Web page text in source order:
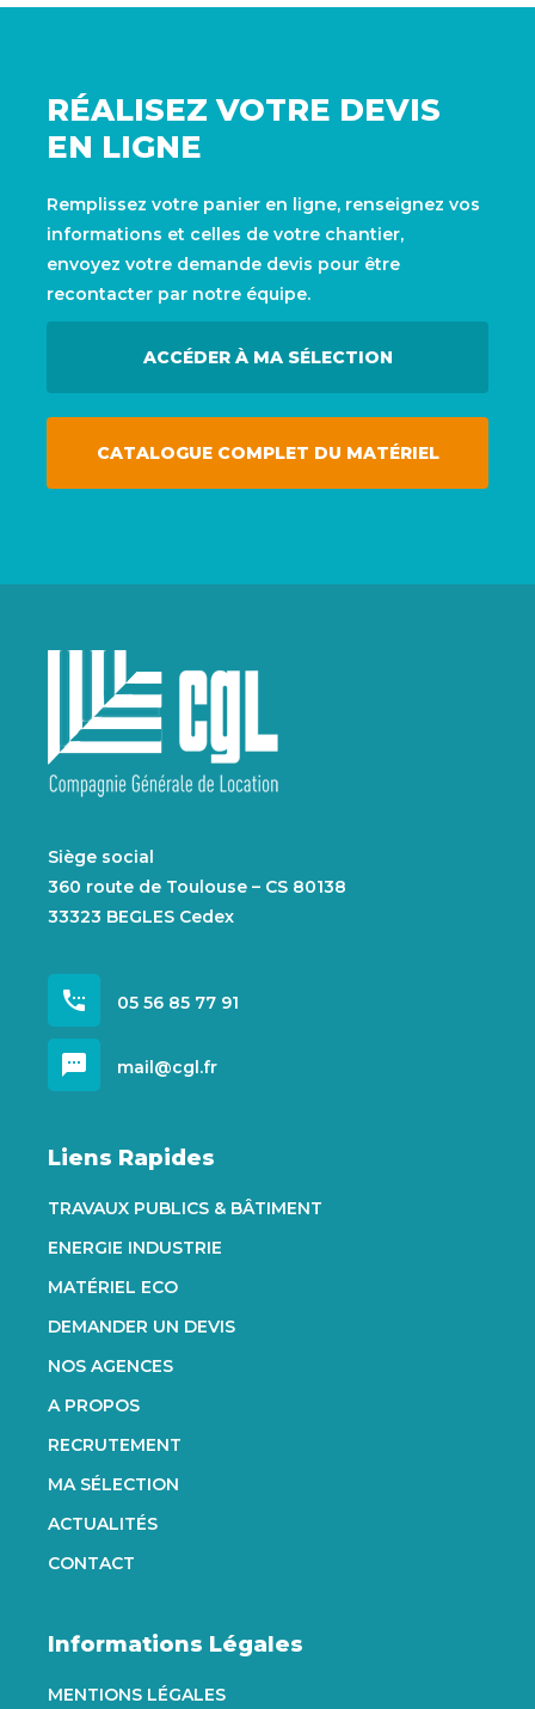
RÉALISEZ VOTRE DEVIS
EN LIGNE
Remplissez votre panier en ligne, renseignez vos
informations et celles de votre chantier,
envoyez votre demande devis pour être
recontacter par notre équipe.
ACCÉDER À MA SÉLECTION
CATALOGUE COMPLET DU MATÉRIEL
Siège social
360 route de Toulouse – CS 80138
33323 BEGLES Cedex
settings_phone 05 56 85 77 91
sms mail@cgl.fr
Liens Rapides
TRAVAUX PUBLICS & BÂTIMENT
ENERGIE INDUSTRIE
MATÉRIEL ECO
DEMANDER UN DEVIS
NOS AGENCES
A PROPOS
RECRUTEMENT
MA SÉLECTION
ACTUALITÉS
CONTACT
Informations Légales
MENTIONS LÉGALES